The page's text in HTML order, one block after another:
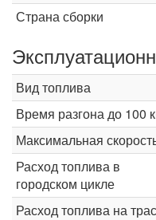
Страна сборки
Вид топлива
Время разгона до 100
Максимальная
Расход топлива в
городском цикле
Расход топлива на